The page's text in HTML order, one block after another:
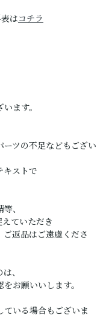
はコチラ
ます。
ツの不足などもござい
ストで
、
ていただき
返品はご遠慮くださ
、
お願いいします。
いる場合もございま